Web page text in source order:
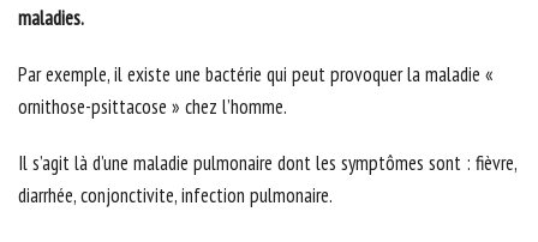
maladies.
Par exemple, il existe une bactérie qui peut provoquer la maladie «
ornithose-psittacose » chez l’homme.
Il s’agit là d’une maladie pulmonaire dont les symptômes sont : fièvre,
diarrhée, conjonctivite, infection pulmonaire.